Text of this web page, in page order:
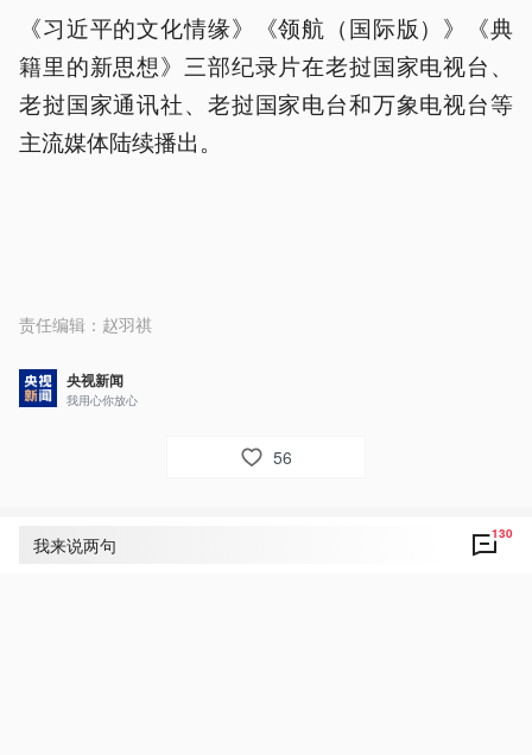
《习近平的文化情缘》《领航（国际版）》《典
籍里的新思想》三部纪录片在老挝国家电视台、
老挝国家通讯社、老挝国家电台和万象电视台等
主流媒体陆续播出。
责任编辑： 赵羽祺
央视新闻
我用心你放心
56
评论130
我来说两句 130